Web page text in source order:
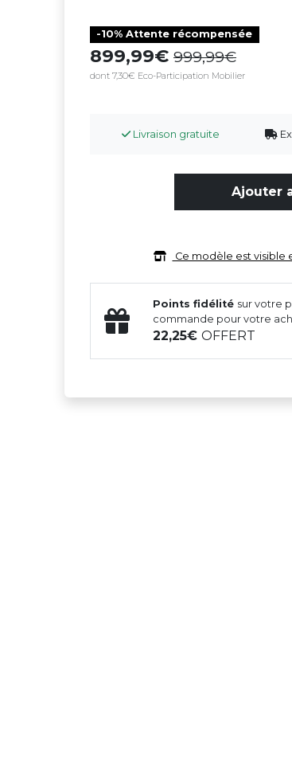
-10% Attente récompensée
899,99 999,99
dont 7,30€ Eco-Participation Mobilier
Livraison gratuite
Ajouter
Ce modèle est visible
Points fidélité sur votre
commande pour votre
22,25OFFERT